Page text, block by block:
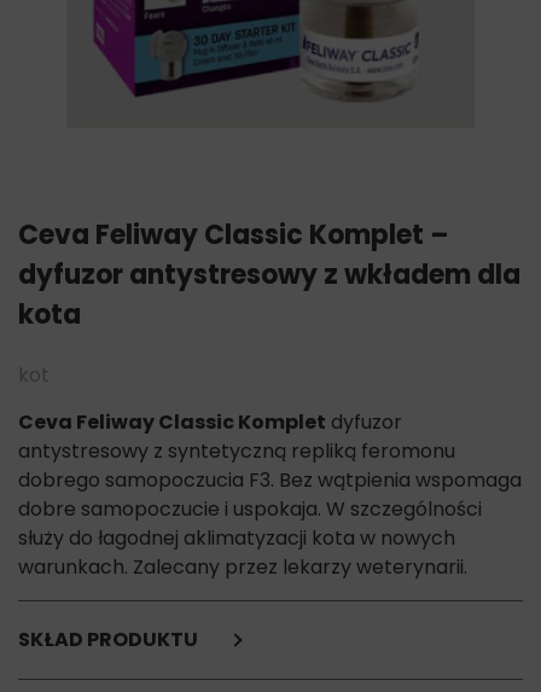
Ceva Feliway Classic Komplet –
dyfuzor antystresowy z wkładem dla
kota
kot
Ceva Feliway Classic Komplet dyfuzor
antystresowy z syntetyczną repliką feromonu
dobrego samopoczucia F3. Bez wątpienia wspomaga
dobre samopoczucie i uspokaja. W szczególności
służy do łagodnej aklimatyzacji kota w nowych
warunkach. Zalecany przez lekarzy weterynarii.
SKŁAD PRODUKTU